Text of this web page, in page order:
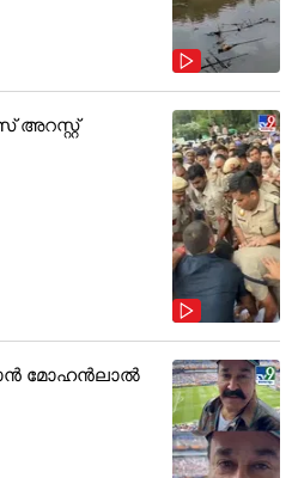
അറസ്റ്റ്
മോഹൻലാൽ